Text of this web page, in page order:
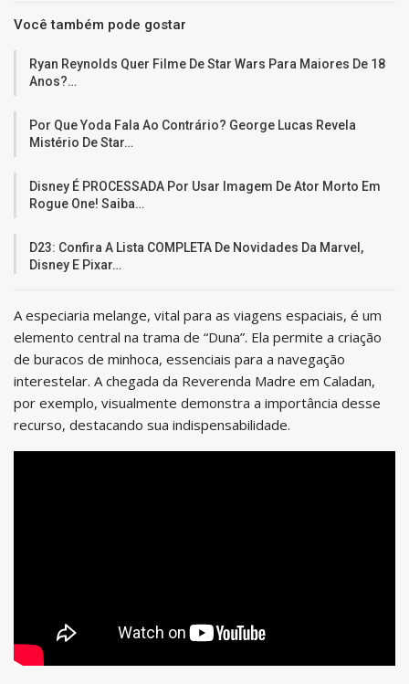
Você também pode gostar
Ryan Reynolds Quer Filme De Star Wars Para Maiores De 18
Anos?…
Por Que Yoda Fala Ao Contrário? George Lucas Revela
Mistério De Star…
Disney É PROCESSADA Por Usar Imagem De Ator Morto Em
Rogue One! Saiba…
D23: Confira A Lista COMPLETA De Novidades Da Marvel,
Disney E Pixar…
A especiaria melange, vital para as viagens espaciais, é um
elemento central na trama de “Duna”. Ela permite a criação
de buracos de minhoca, essenciais para a navegação
interestelar. A chegada da Reverenda Madre em Caladan,
por exemplo, visualmente demonstra a importância desse
recurso, destacando sua indispensabilidade.